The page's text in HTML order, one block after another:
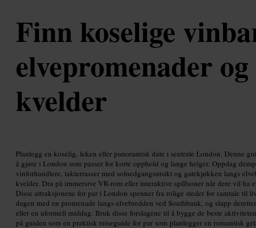
Finn koselige
elvepromenader
kvelder
Planlegg en koselig, leken eller panoramisk date i sentrale London. Denne
å gjøre i London som passer for korte opphold og lange helger. Oppdag
vinforhandlere, takterrasser med solnedgangsutsikt og gatekjøkken langs
kvelder. Dra på immersive VR-rom eller interaktive spillsoner når dere vil ha
Disse attraksjonene for par i London spenner fra rolige steder for samtale til
dagen med en promenade langs elvebredden ved Southbank, og slapp
eller en uformell middag. Bruk disse forslagene til å bygge de beste
på guiden som en praktisk reiseguide for par som planlegger en romantisk